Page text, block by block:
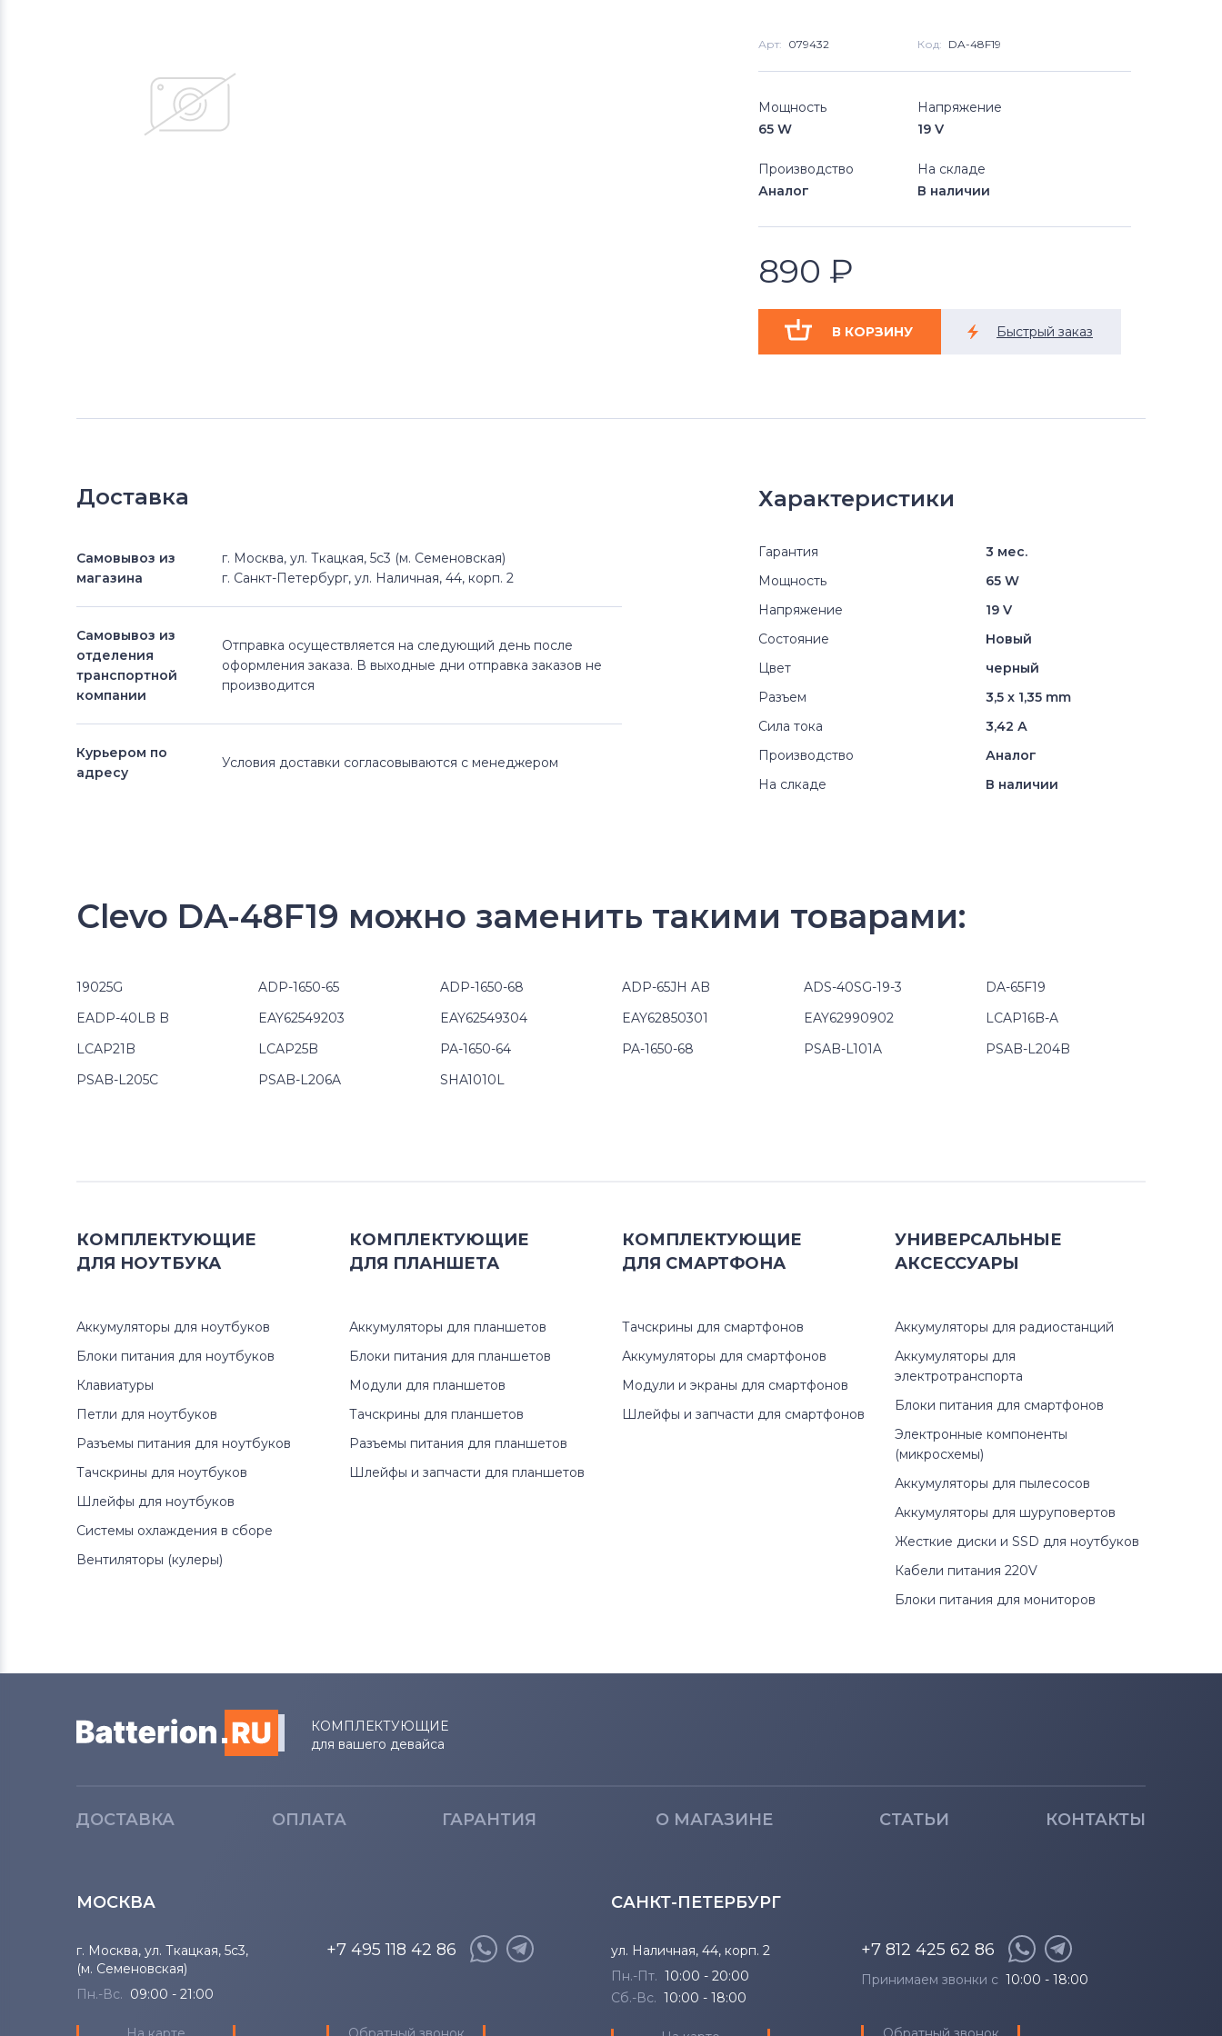
Арт: 079432 Код: DA-48F19
Мощность
65 W
Напряжение
19 V
Производство
Аналог
На складе
В наличии
890 ₽
Доставка
Самовывоз из
магазина
г. Москва, ул. Ткацкая, 5с3 (м. Семеновская)
г. Санкт-Петербург, ул. Наличная, 44, корп. 2
Самовывоз из
отделения
транспортной
компании
Отправка осуществляется на следующий день после
оформления заказа. В выходные дни отправка заказов не
производится
Курьером по
адресу
Условия доставки согласовываются с менеджером
Характеристики
Гарантия
3 мес.
Мощность
65 W
Напряжение
19 V
Состояние
Новый
Цвет
черный
Разъем
3,5 x 1,35 mm
Сила тока
3,42 А
Производство
Аналог
На слкаде
В наличии
Clevo DA-48F19 можно заменить такими товарами:
19025G ADP-1650-65 ADP-1650-68 ADP-65JH AB ADS-40SG-19-3
DA-65F19
EADP-40LB B
EAY62549203 EAY62549304 EAY62850301 EAY62990902
LCAP16B-A
LCAP21B
LCAP25B PA-1650-64 PA-1650-68 PSAB-L101A
PSAB-L204B
PSAB-L205C
PSAB-L206A SHA1010L
КОМПЛЕКТУЮЩИЕ
ДЛЯ НОУТБУКА
Аккумуляторы для ноутбуков
Блоки питания для ноутбуков
Клавиатуры
Петли для ноутбуков
Разъемы питания для ноутбуков
Тачскрины для ноутбуков
Шлейфы для ноутбуков
Системы охлаждения в сборе
Вентиляторы (кулеры)
КОМПЛЕКТУЮЩИЕ
ДЛЯ ПЛАНШЕТА
Аккумуляторы для планшетов
Блоки питания для планшетов
Модули для планшетов
Тачскрины для планшетов
Разъемы питания для планшетов
Шлейфы и запчасти для планшетов
КОМПЛЕКТУЮЩИЕ
ДЛЯ СМАРТФОНА
Тачскрины для смартфонов
Аккумуляторы для смартфонов
Модули и экраны для смартфонов
Шлейфы и запчасти для смартфонов
УНИВЕРСАЛЬНЫЕ
АКСЕССУАРЫ
Аккумуляторы для радиостанций
Аккумуляторы для
электротранспорта
Блоки питания для смартфонов
Электронные компоненты
(микросхемы)
Аккумуляторы для пылесосов
Аккумуляторы для шуруповертов
Жесткие диски и SSD для ноутбуков
Кабели питания 220V
Блоки питания для мониторов
КОМПЛЕКТУЮЩИЕ
для вашего девайса
ДОСТАВКА ОПЛАТА ГАРАНТИЯ О МАГАЗИНЕ СТАТЬИ КОНТАКТЫ
МОСКВА
г. Москва, ул. Ткацкая, 5с3,
(м. Семеновская)
Пн.-Вс. 09:00 - 21:00
+7 495 118 42 86
САНКТ-ПЕТЕРБУРГ
ул. Наличная, 44, корп. 2
Пн.-Пт. 10:00 - 20:00
Сб.-Вс. 10:00 - 18:00
+7 812 425 62 86
Принимаем звонки с 10:00 - 18:00